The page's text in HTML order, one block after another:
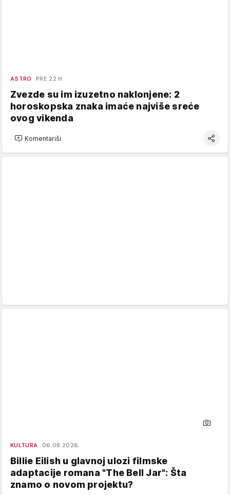
ASTRO PRE 22 H
Zvezde su im izuzetno naklonjene: 2
horoskopska znaka imaće najviše sreće
ovog vikenda
Komentariši
KULTURA 06.08.2026.
Billie Eilish u glavnoj ulozi filmske
adaptacije romana "The Bell Jar": Šta
znamo o novom projektu?